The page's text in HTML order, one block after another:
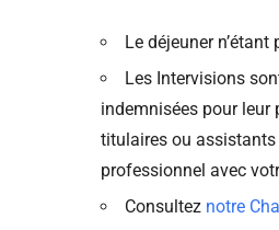
Le déjeuner
Les Intervisions
indemnisées pour leur
titulaires ou assistants
professionnel avec
Consultez notre